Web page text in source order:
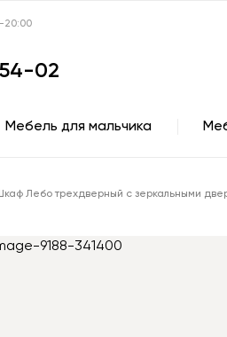
02
Мебель для мальчика
Лебо трехдверный с зеркальными